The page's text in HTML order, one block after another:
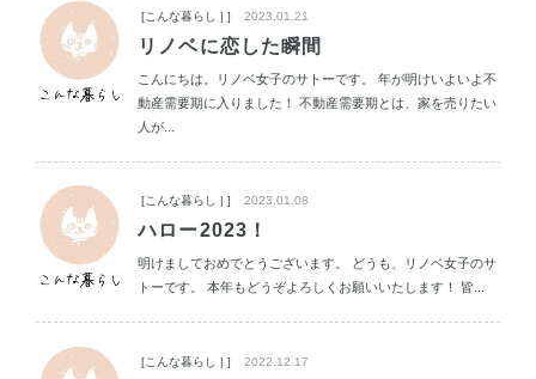
[こんな暮らし | ] 2023.01.21
リノベに恋した瞬間
こんにちは。リノベ女子のサトーです。 年が明けいよいよ不
動産需要期に入りました！ 不動産需要期とは、家を売りたい
人が...
[こんな暮らし | ] 2023.01.08
ハロー2023！
明けましておめでとうございます。 どうも、リノベ女子のサ
トーです。 本年もどうぞよろしくお願いいたします！ 皆...
[こんな暮らし | ] 2022.12.17